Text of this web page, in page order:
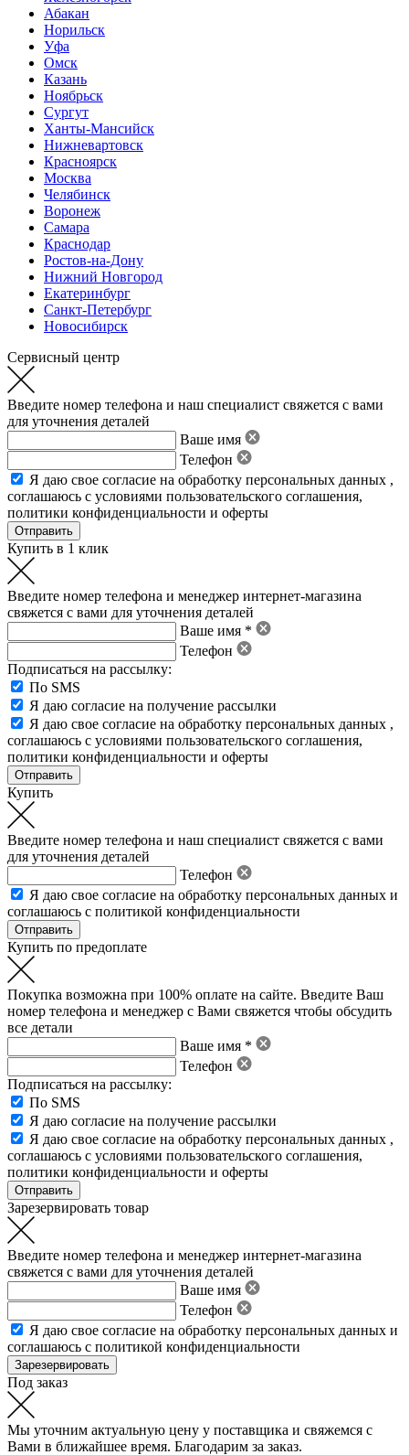
Абакан
Норильск
Уфа
Омск
Казань
Ноябрьск
Сургут
Ханты-Мансийск
Нижневартовск
Красноярск
Москва
Челябинск
Воронеж
Самара
Краснодар
Ростов-на-Дону
Нижний Новгород
Екатеринбург
Санкт-Петербург
Новосибирск
Сервисный центр
Введите номер телефона и наш специалист свяжется с вами
для уточнения деталей
Ваше имя
Телефон
Я даю свое согласие на обработку персональных данных ,
соглашаюсь с условиями пользовательского соглашения,
политики конфиденциальности и оферты
Купить в 1 клик
Введите номер телефона и менеджер интернет-магазина
свяжется с вами для уточнения деталей
Ваше имя *
Телефон
Подписаться на рассылку:
По SMS
Я даю согласие на получение рассылки
Я даю свое согласие на обработку персональных данных ,
соглашаюсь с условиями пользовательского соглашения,
политики конфиденциальности и оферты
Купить
Введите номер телефона и наш специалист свяжется с вами
для уточнения деталей
Телефон
Я даю свое согласие на обработку персональных данных и
соглашаюсь с политикой конфиденциальности
Купить по предоплате
Покупка возможна при 100% оплате на сайте. Введите Ваш
номер телефона и менеджер с Вами свяжется чтобы обсудить
все детали
Ваше имя *
Телефон
Подписаться на рассылку:
По SMS
Я даю согласие на получение рассылки
Я даю свое согласие на обработку персональных данных ,
соглашаюсь с условиями пользовательского соглашения,
политики конфиденциальности и оферты
Зарезервировать товар
Введите номер телефона и менеджер интернет-магазина
свяжется с вами для уточнения деталей
Ваше имя
Телефон
Я даю свое согласие на обработку персональных данных и
соглашаюсь с политикой конфиденциальности
Под заказ
Мы уточним актуальную цену у поставщика и свяжемся с
Вами в ближайшее время. Благодарим за заказ.